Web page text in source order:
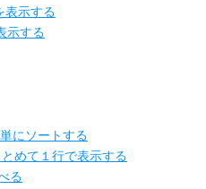
表示する
示する
にソートする
めて１行で表示する
る